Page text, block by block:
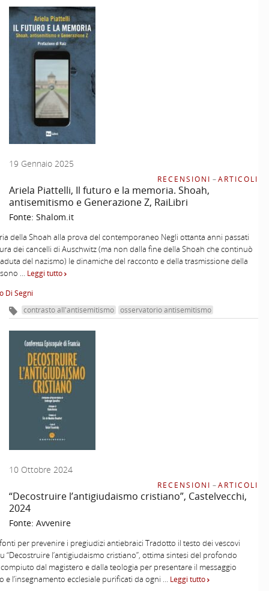
19 Gennaio 2025
RECENSIONI –ARTICOLI
Ariela Piattelli, Il futuro e la memoria. Shoah,
antisemitismo e Generazione Z, RaiLibri
Fonte: Shalom.it
della Shoah alla prova del contemporaneo Negli ottanta anni passati
dei cancelli di Auschwitz (ma non dalla fine della Shoah che continuò
del nazismo) le dinamiche del racconto e della trasmissione della
… Leggi tutto
Di Segni
contrasto all'antisemitismo osservatorio antisemitismo
10 Ottobre 2024
RECENSIONI –ARTICOLI
“Decostruire l’antigiudaismo cristiano”, Castelvecchi,
2024
Fonte: Avvenire
per prevenire i pregiudizi antiebraici Tradotto il testo dei vescovi
“Decostruire l’antigiudaismo cristiano”, ottima sintesi del profondo
dal magistero e dalla teologia per presentare il messaggio
e l’insegnamento ecclesiale purificati da ogni … Leggi tutto